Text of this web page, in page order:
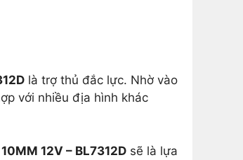
là trợ thủ đắc lực. Nhờ vào
với nhiều địa hình khác
12V – BL7312D sẽ là lựa